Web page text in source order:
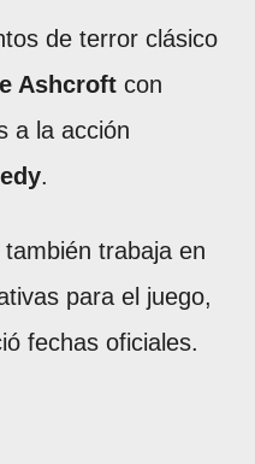
de terror clásico
Ashcroft con
a la acción
.
trabaja en
para el juego,
fechas oficiales.